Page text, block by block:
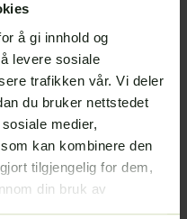
å gi innhold og
levere sosiale
trafikken vår. Vi deler
du bruker nettstedet
medier,
kan kombinere den
tilgjengelig for dem,
din bruk av
din både